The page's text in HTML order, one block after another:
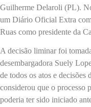
Guilherme Delaroli (PL).
um Diário Oficial Extra
Ruas como presidente da
A decisão liminar foi
desembargadora Suely
de todos os atos e decisões
considerou que o processo
poderia ter sido iniciado